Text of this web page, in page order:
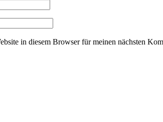
in diesem Browser für meinen nächsten